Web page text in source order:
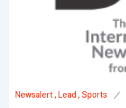
Newsalert, Lead, Sports